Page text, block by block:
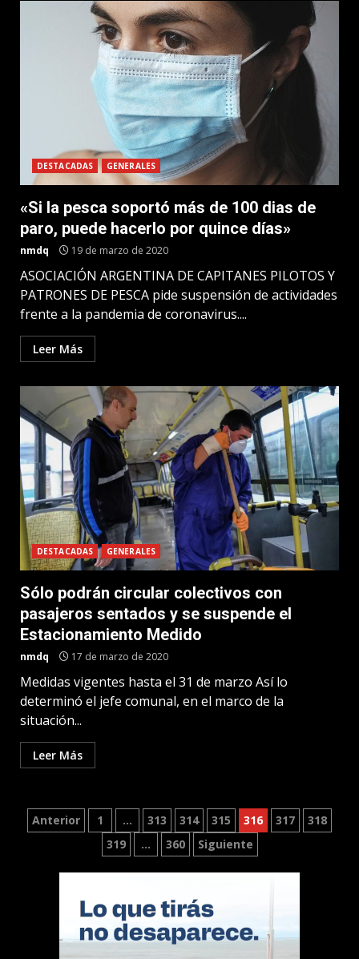
DESTACADAS GENERALES
«Si la pesca soportó más de 100 dias de
paro, puede hacerlo por quince días»
nmdq 19 de marzo de 2020
ASOCIACIÓN ARGENTINA DE CAPITANES PILOTOS Y
PATRONES DE PESCA pide suspensión de actividades
frente a la pandemia de coronavirus....
Leer Más
DESTACADAS GENERALES
Sólo podrán circular colectivos con
pasajeros sentados y se suspende el
Estacionamiento Medido
nmdq 17 de marzo de 2020
Medidas vigentes hasta el 31 de marzo Así lo
determinó el jefe comunal, en el marco de la
situación...
Leer Más
Paginación
Anterior 1 … 313 314 315 316 317
318
319
… 360 Siguiente